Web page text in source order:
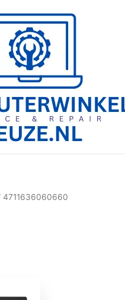
4711636060660